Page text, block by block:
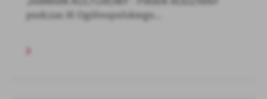
podczas XI Ogólnopolskiego...